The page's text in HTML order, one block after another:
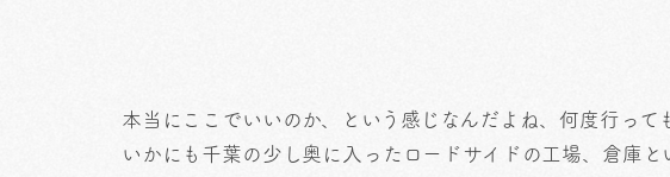
本当にここでいいのか、という感じなんだよね、何度行って
いかにも千葉の少し奥に入ったロードサイドの工場、倉庫と